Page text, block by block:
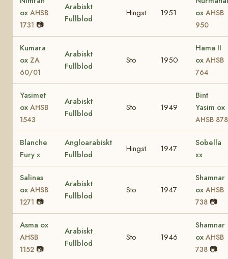
ox AHSB
1731 📷
Arabiskt
Fullblod
Hingst 1951
ox AHSB
950
Kumara
ox ZA
60/01
Arabiskt
Fullblod
Sto 1950
Hama II
ox AHSB
764
Yasimet
ox AHSB
1543
Arabiskt
Fullblod
Sto 1949
Bint
Yasim ox
AHSB 878
Blanche
Fury x
Angloarabiskt
Fullblod
Hingst 1947
Sobella
xx
Salinas
ox AHSB
1271 📷
Arabiskt
Fullblod
Sto 1947
Shamnar
ox AHSB
738 📷
Asma ox
AHSB
1152 📷
Arabiskt
Fullblod
Sto 1946
Shamnar
ox AHSB
738 📷